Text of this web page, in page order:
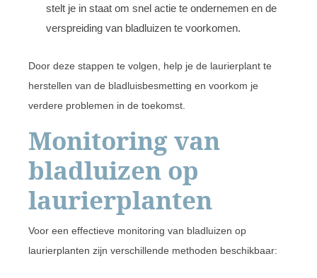
stelt je in staat om snel actie te ondernemen en de
verspreiding van bladluizen te voorkomen.
Door deze stappen te volgen, help je de laurierplant te
herstellen van de bladluisbesmetting en voorkom je
verdere problemen in de toekomst.
Monitoring van
bladluizen op
laurierplanten
Voor een effectieve monitoring van bladluizen op
laurierplanten zijn verschillende methoden beschikbaar: